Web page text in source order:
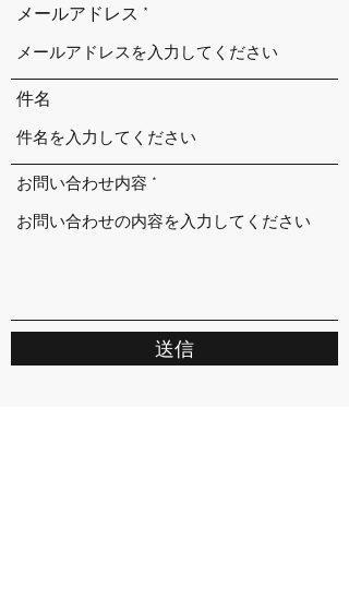
メールアドレス
件名
お問い合わせ内容
送信